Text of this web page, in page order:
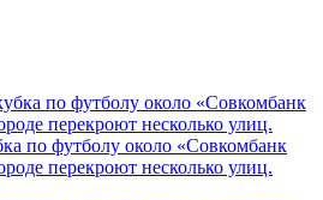
по футболу около «Совкомбанк
перекроют несколько улиц.